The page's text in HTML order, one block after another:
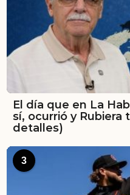
El día que en La
sí, ocurrió y Rubiera
detalles)
3